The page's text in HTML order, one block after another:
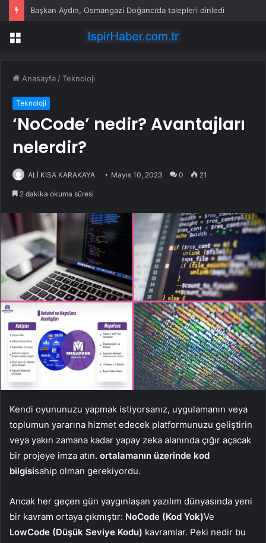
Başkan Aydın, Osmangazi Doğancı’da talepleri dinledi
Menü
Anasayfa /Teknoloji
Teknoloji
‘NoCode’ nedir? Avantajları
nelerdir?
ALİ KISA KARAKAYA Mayıs 10, 2023 0 21
2 dakika okuma süresi
Kendi oyununuzu yapmak istiyorsanız, uygulamanın veya
toplumun yararına hizmet edecek platformunuzu geliştirin
veya yakın zamana kadar yapay zeka alanında çığır açacak
bir projeye imza atın. ortalamanın üzerinde kod
bilgisisahip olman gerekiyordu.
Ancak her geçen gün yaygınlaşan yazılım dünyasında yeni
bir kavram ortaya çıkmıştır: NoCode (Kod Yok)Ve
LowCode (Düşük Seviye Kodu) kavramlar. Peki nedir bu